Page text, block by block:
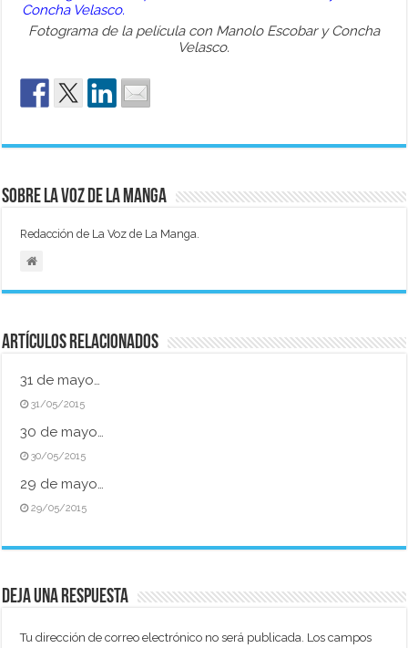
Fotograma de la película con Manolo Escobar y Concha
Velasco.
Sobre La Voz de La Manga
Redacción de La Voz de La Manga.
Artículos relacionados
31 de mayo…
31/05/2015
30 de mayo…
30/05/2015
29 de mayo…
29/05/2015
Deja una respuesta
Tu dirección de correo electrónico no será publicada. Los campos